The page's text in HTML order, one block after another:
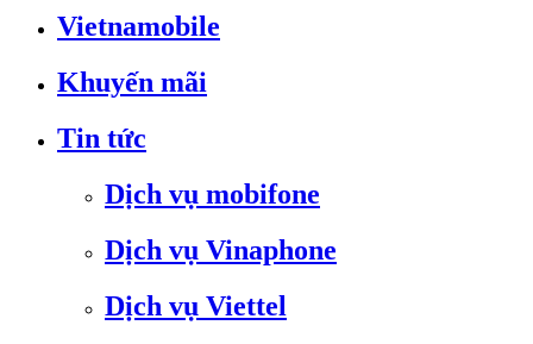
Vietnamobile
Khuyến mãi
Tin tức
Dịch vụ mobifone
Dịch vụ Vinaphone
Dịch vụ Viettel